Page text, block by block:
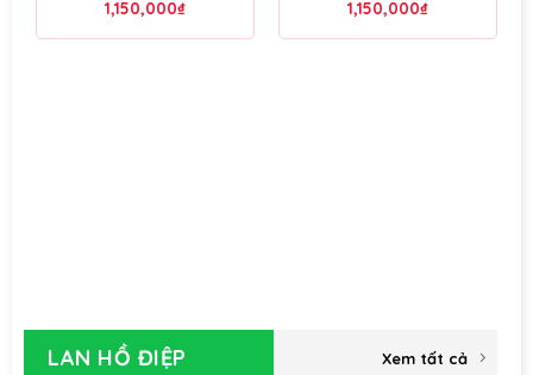
1,150,000₫ 1,150,000₫
LAN HỒ ĐIỆP Xem tất cả